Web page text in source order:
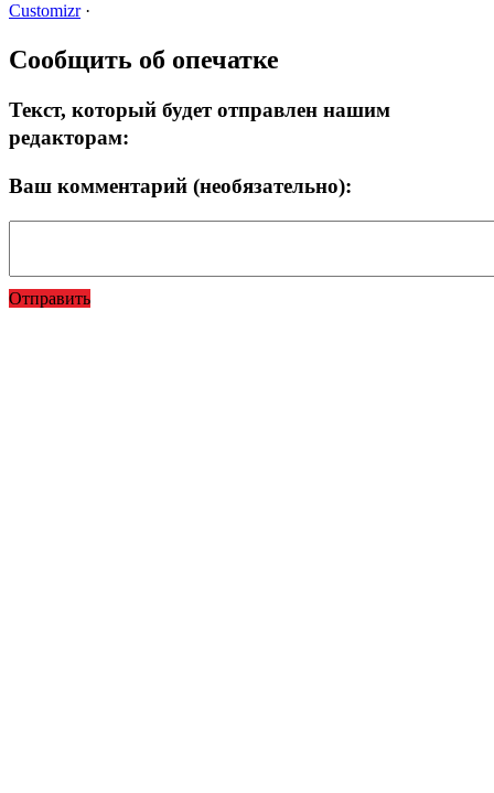
Customizr ·
Сообщить об опечатке
Текст, который будет отправлен нашим
редакторам:
Ваш комментарий (необязательно):
Отправить